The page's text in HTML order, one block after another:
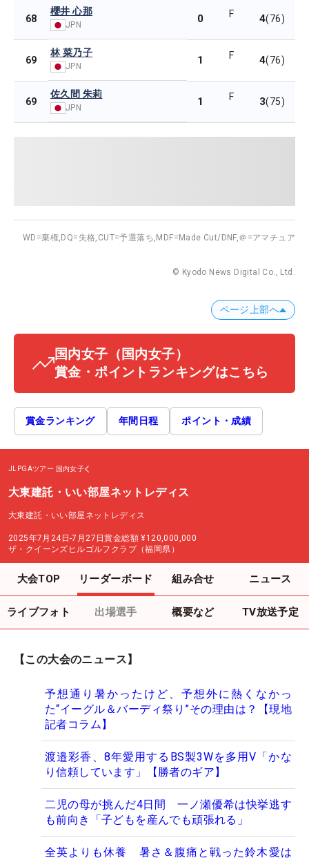
68
櫻井 心那
JPN 0 F 4(76)
69
林 菜乃子
JPN 1 F 4(76)
69
佐久間 朱莉
JPN 1 F 3(75)
WD=棄権, DQ=失格, CUT=予選落ち, MDF=Made Cut/DNF,＠=アマチュア
© Kyodo News Digital Co., Ltd.
ページ上部へ
国内女子 （国内女子）
賞金・ポイントランキングはこちら
賞金ランキング 年間日程 ポイント・成績
JLPGAツアー 国内女子
大東建託・いい部屋ネットレディス
大東建託・いい部屋ネットレディス
2025年7月24日-7月27日賞金総額 ¥120,000,000
ザ・クイーンズヒルゴルフクラブ（福岡県）
大会TOP リーダーボード 組み合せ ニュース
ライブフォト 出場選手 概要など TV放送予定
【この大会のニュース】
予想通り暑かったけど、予想外に熱くなかっ
た“イーグル＆バーディ祭り”その理由は？【現地
記者コラム】
渡邉彩香、8年愛用するBS製3Wを多用V「かな
り信頼しています」【勝者のギア】
二児の母が挑んだ4日間 一ノ瀬優希は快挙逃す
も前向き「子どもを産んでも頑張れる」
全英よりも休養 暑さ＆腹痛と戦った鈴木愛は